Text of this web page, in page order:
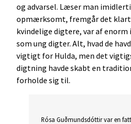
og advarsel. Læser man
opmærksomt, fremgår det
kvindelige digtere, var af enorm
som ung digter. Alt, hvad de
vigtigt for Hulda, men det
digtning havde skabt en
forholde sig til.
Rósa Guðmundsdóttir var en